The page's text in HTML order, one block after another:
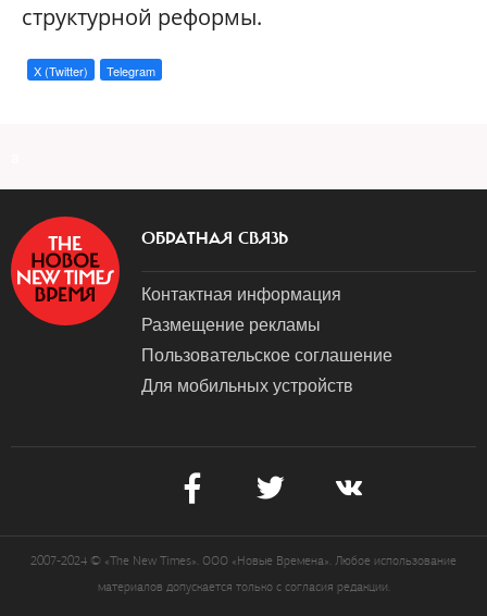
структурной реформы.
X (Twitter) Telegram
ОБРАТНАЯ СВЯЗЬ
Контактная информация
Размещение рекламы
Пользовательское соглашение
Для мобильных устройств
2007-2024 © «The New Times». ООО «Новые Времена». Любое использование
материалов допускается только с согласия редакции.